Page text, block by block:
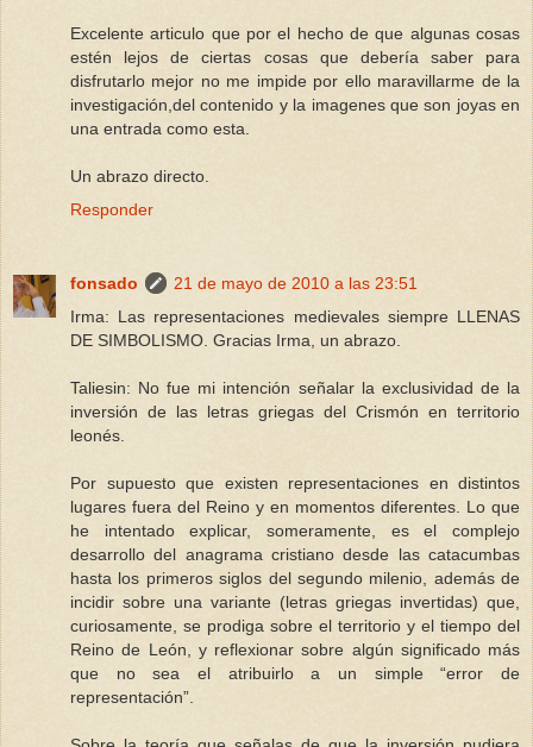
Excelente articulo que por el hecho de que algunas cosas
estén lejos de ciertas cosas que debería saber para
disfrutarlo mejor no me impide por ello maravillarme de la
investigación,del contenido y la imagenes que son joyas en
una entrada como esta.
Un abrazo directo.
Responder
fonsado
21 de mayo de 2010 a las 23:51
Irma: Las representaciones medievales siempre LLENAS
DE SIMBOLISMO. Gracias Irma, un abrazo.
Taliesin: No fue mi intención señalar la exclusividad de la
inversión de las letras griegas del Crismón en territorio
leonés.
Por supuesto que existen representaciones en distintos
lugares fuera del Reino y en momentos diferentes. Lo que
he intentado explicar, someramente, es el complejo
desarrollo del anagrama cristiano desde las catacumbas
hasta los primeros siglos del segundo milenio, además de
incidir sobre una variante (letras griegas invertidas) que,
curiosamente, se prodiga sobre el territorio y el tiempo del
Reino de León, y reflexionar sobre algún significado más
que no sea el atribuirlo a un simple “error de
representación”.